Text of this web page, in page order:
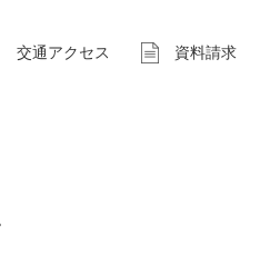
交通アクセス 資料請求